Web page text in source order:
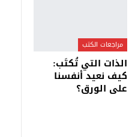
مراجعات الكتب
الذات التي تُكتَب:
كيف نعيد أنفسنا
على الورق؟